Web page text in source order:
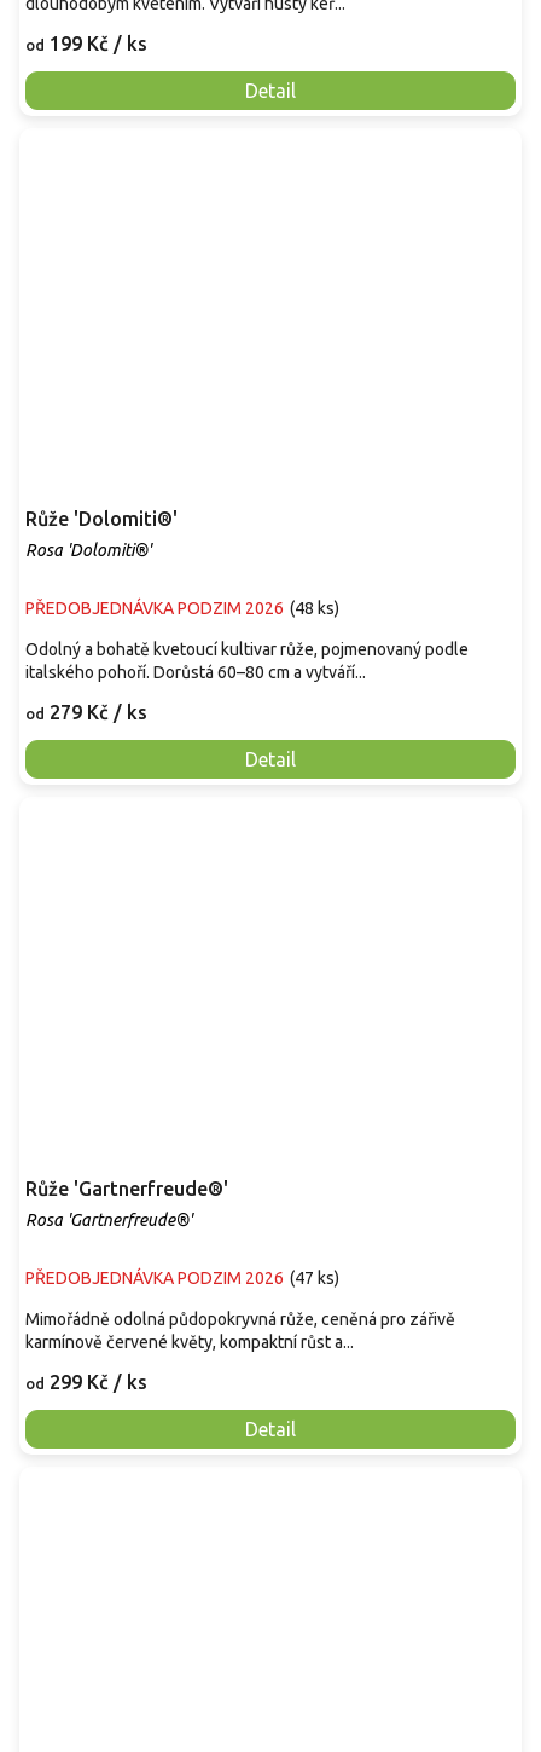
od 199 Kč / ks
Detail
dlouhodobým kvetením. Vytváří hustý keř...
Růže 'Dolomiti®'
Rosa 'Dolomiti®'
PŘEDOBJEDNÁVKA PODZIM 2026 (48 ks)
od 279 Kč / ks
Detail
Odolný a bohatě kvetoucí kultivar růže, pojmenovaný podle
italského pohoří. Dorůstá 60–80 cm a vytváří...
Růže 'Gartnerfreude®'
Rosa 'Gartnerfreude®'
PŘEDOBJEDNÁVKA PODZIM 2026 (47 ks)
od 299 Kč / ks
Detail
Mimořádně odolná půdopokryvná růže, ceněná pro zářivě
karmínově červené květy, kompaktní růst a...